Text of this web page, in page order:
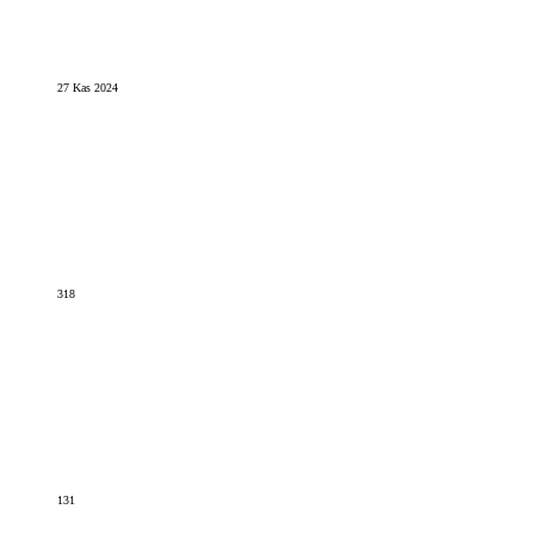
27 Kas 2024
318
131